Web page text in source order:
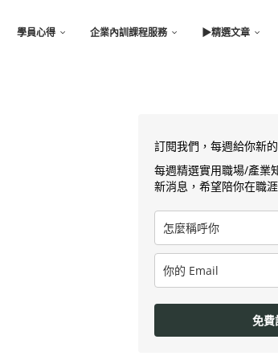
學員心得 企業內訓課程服務 ▶︎精選文章
訂閱我們，每週給你新
每週精選實用職場/產業
新消息，希望陪你在職
免費